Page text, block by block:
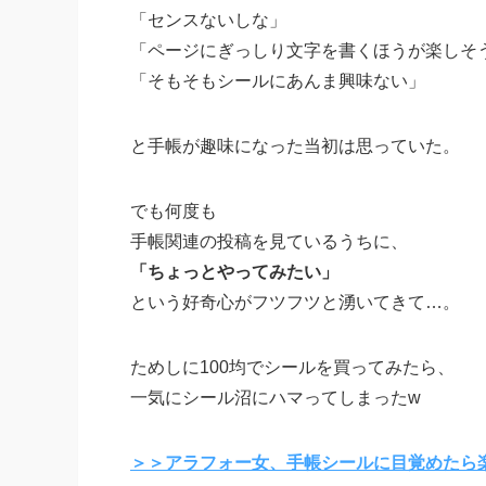
「センスないしな」
「ページにぎっしり文字を書くほうが楽しそ
「そもそもシールにあんま興味ない」
と手帳が趣味になった当初は思っていた。
でも何度も
手帳関連の投稿を見ているうちに、
「ちょっとやってみたい」
という好奇心がフツフツと湧いてきて…。
ためしに100均でシールを買ってみたら、
一気にシール沼にハマってしまったw
＞＞アラフォー女、手帳シールに目覚めたら